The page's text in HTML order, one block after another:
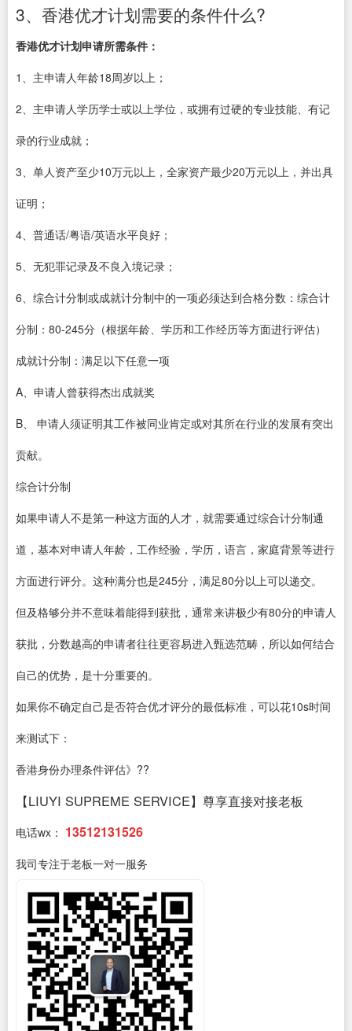
3、香港优才计划需要的条件什么?
香港优才计划申请所需条件：
1、主申请人年龄18周岁以上；
2、主申请人学历学士或以上学位，或拥有过硬的专业技能、有记
录的行业成就；
3、单人资产至少10万元以上，全家资产最少20万元以上，并出具
证明；
4、普通话/粤语/英语水平良好；
5、无犯罪记录及不良入境记录；
6、综合计分制或成就计分制中的一项必须达到合格分数：综合计
分制：80-245分（根据年龄、学历和工作经历等方面进行评估）
成就计分制：满足以下任意一项
A、申请人曾获得杰出成就奖
B、 申请人须证明其工作被同业肯定或对其所在行业的发展有突出
贡献。
综合计分制
如果申请人不是第一种这方面的人才，就需要通过综合计分制通
道，基本对申请人年龄，工作经验，学历，语言，家庭背景等进行
方面进行评分。这种满分也是245分，满足80分以上可以递交。
但及格够分并不意味着能得到获批，通常来讲极少有80分的申请人
获批，分数越高的申请者往往更容易进入甄选范畴，所以如何结合
自己的优势，是十分重要的。
如果你不确定自己是否符合优才评分的最低标准，可以花10s时间
来测试下：
香港身份办理条件评估》??
【LIUYI SUPREME SERVICE】尊享直接对接老板
电话wx： 13512131526
我司专注于老板一对一服务